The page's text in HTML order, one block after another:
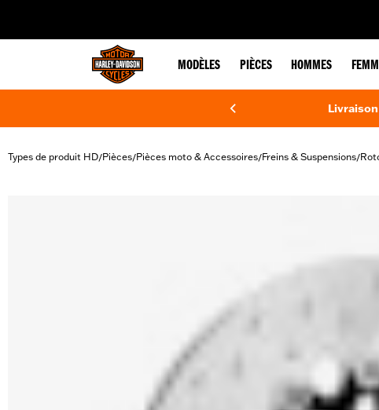
MODÈLES PIÈCES HOMMES
Types de produit HD/Pièces/Pièces moto & Accessoires/Freins & Suspensions/